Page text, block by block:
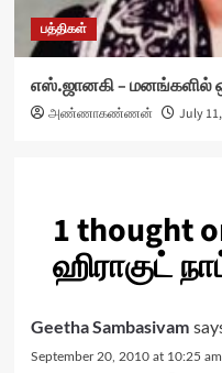
பத்திகள்
எஸ்.ஜானகி – மனங்களில்
அண்ணாகண்ணன் July
1 thought
ஹிராகுட்
Geetha Sambasivam
September 20, 2010 at 10:25 am